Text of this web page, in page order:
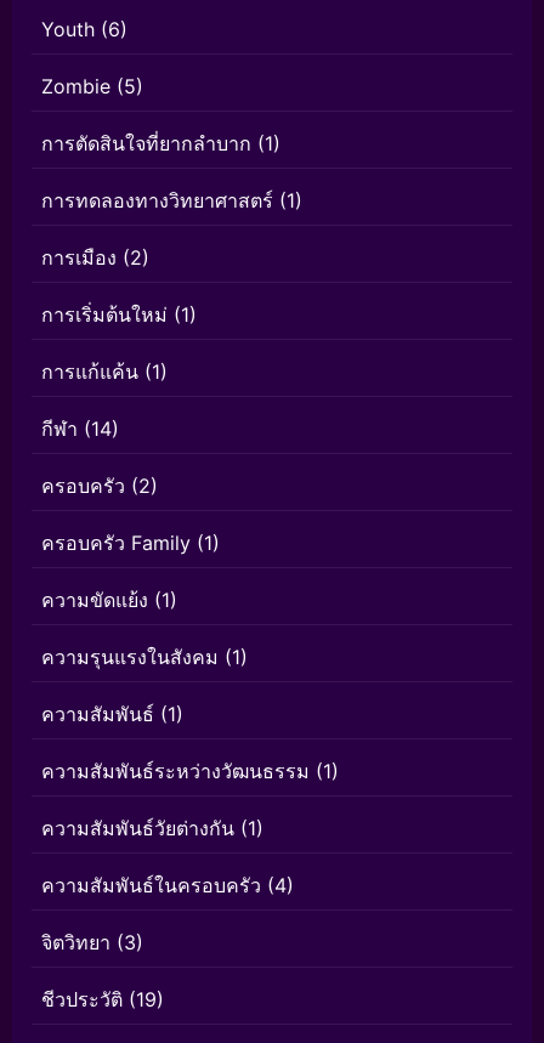
Youth (6)
Zombie (5)
การตัดสินใจที่ยากลำบาก (1)
การทดลองทางวิทยาศาสตร์ (1)
การเมือง (2)
การเริ่มต้นใหม่ (1)
การแก้แค้น (1)
กีฬา (14)
ครอบครัว (2)
ครอบครัว Family (1)
ความขัดแย้ง (1)
ความรุนแรงในสังคม (1)
ความสัมพันธ์ (1)
ความสัมพันธ์ระหว่างวัฒนธรรม (1)
ความสัมพันธ์วัยต่างกัน (1)
ความสัมพันธ์ในครอบครัว (4)
จิตวิทยา (3)
ชีวประวัติ (19)